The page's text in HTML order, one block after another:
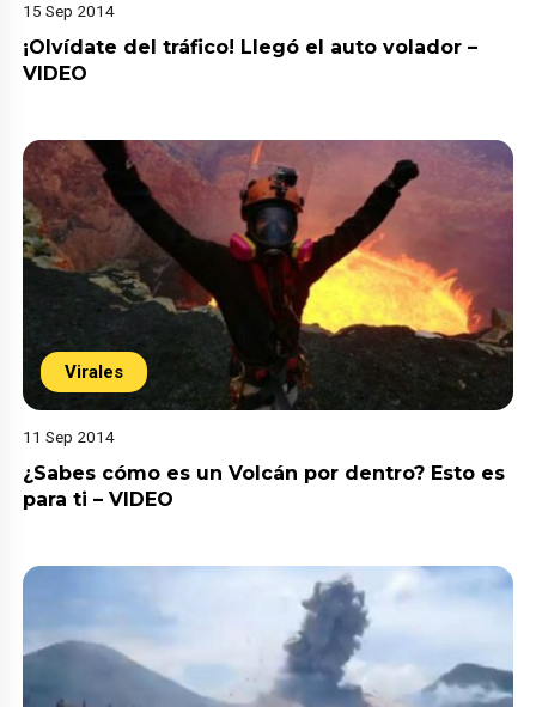
15 Sep 2014
¡Olvídate del tráfico! Llegó el auto volador –
VIDEO
Virales
11 Sep 2014
¿Sabes cómo es un Volcán por dentro? Esto es
para ti – VIDEO